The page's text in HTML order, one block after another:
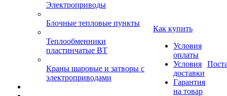
Электроприводы
Блочные тепловые пункты
Теплообменники
пластинчатые ВТ
Краны шаровые и затворы с
электроприводами
Как купить
Условия
оплаты
Условия
доставки
Гарантия
на товар